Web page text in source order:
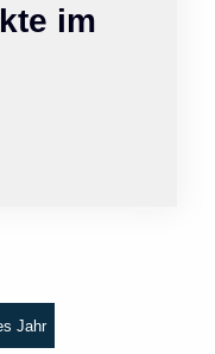
im
Jahr